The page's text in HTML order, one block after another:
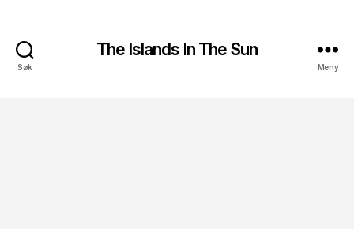
Søk
The Islands In The Sun
Meny